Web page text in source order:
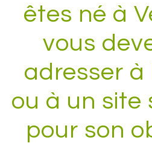
êtes né à
vous
adresser à
ou à un site
pour son